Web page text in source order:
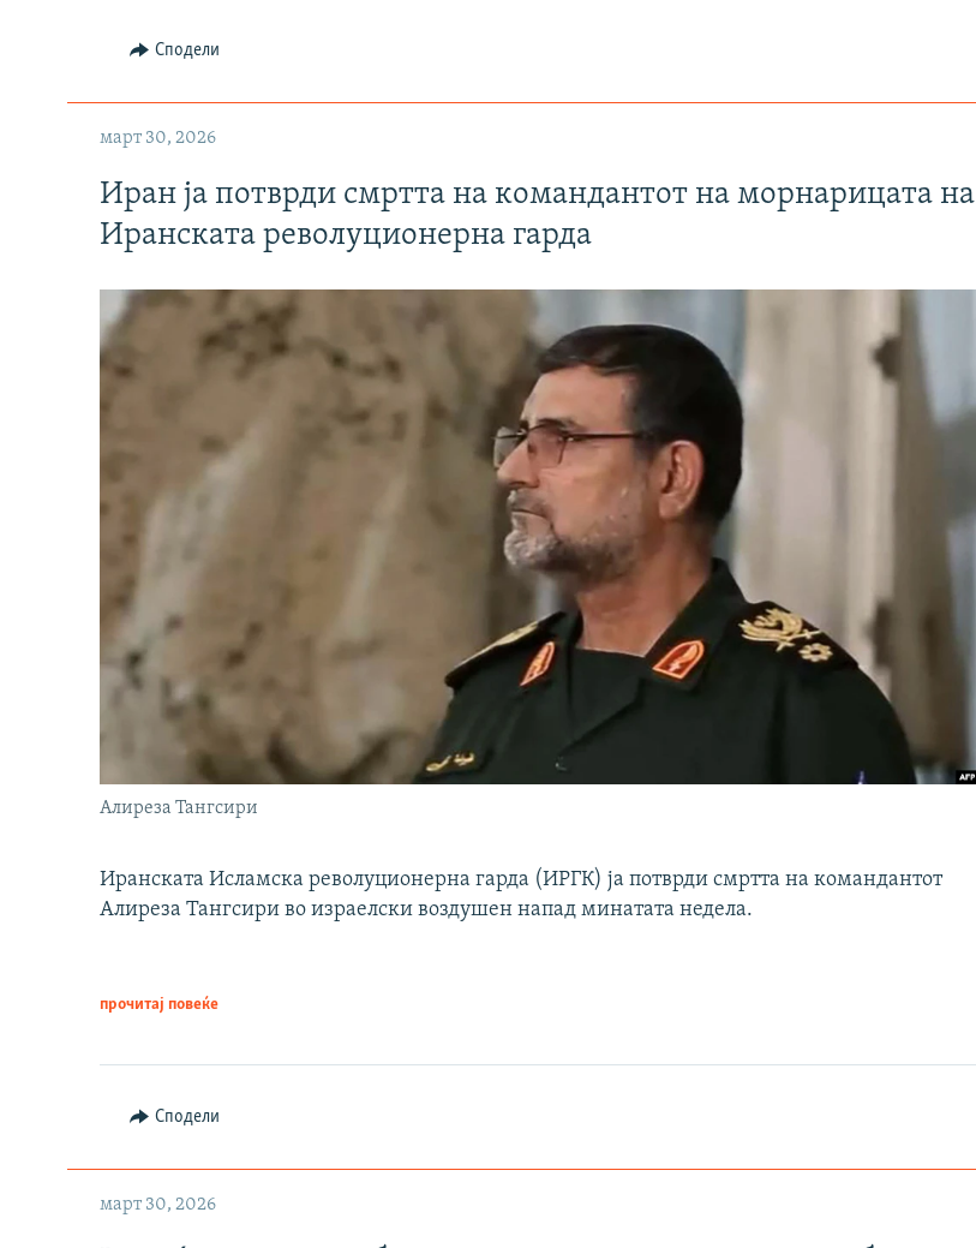
Сподели
март 30, 2026
Иран ја потврди смртта на командантот на морнарицата на
Иранската револуционерна гарда
Алиреза Тангсири
Иранската Исламска револуционерна гарда (ИРГК) ја потврди смртта на командантот
Алиреза Тангсири во израелски воздушен напад минатата недела.
прочитај повеќе
Сподели
март 30, 2026